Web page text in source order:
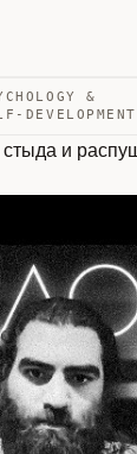
&
DEVELOPMENT
и